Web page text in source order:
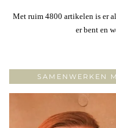
Met ruim 4800 artikelen is er
er bent en
SAMENWERKEN